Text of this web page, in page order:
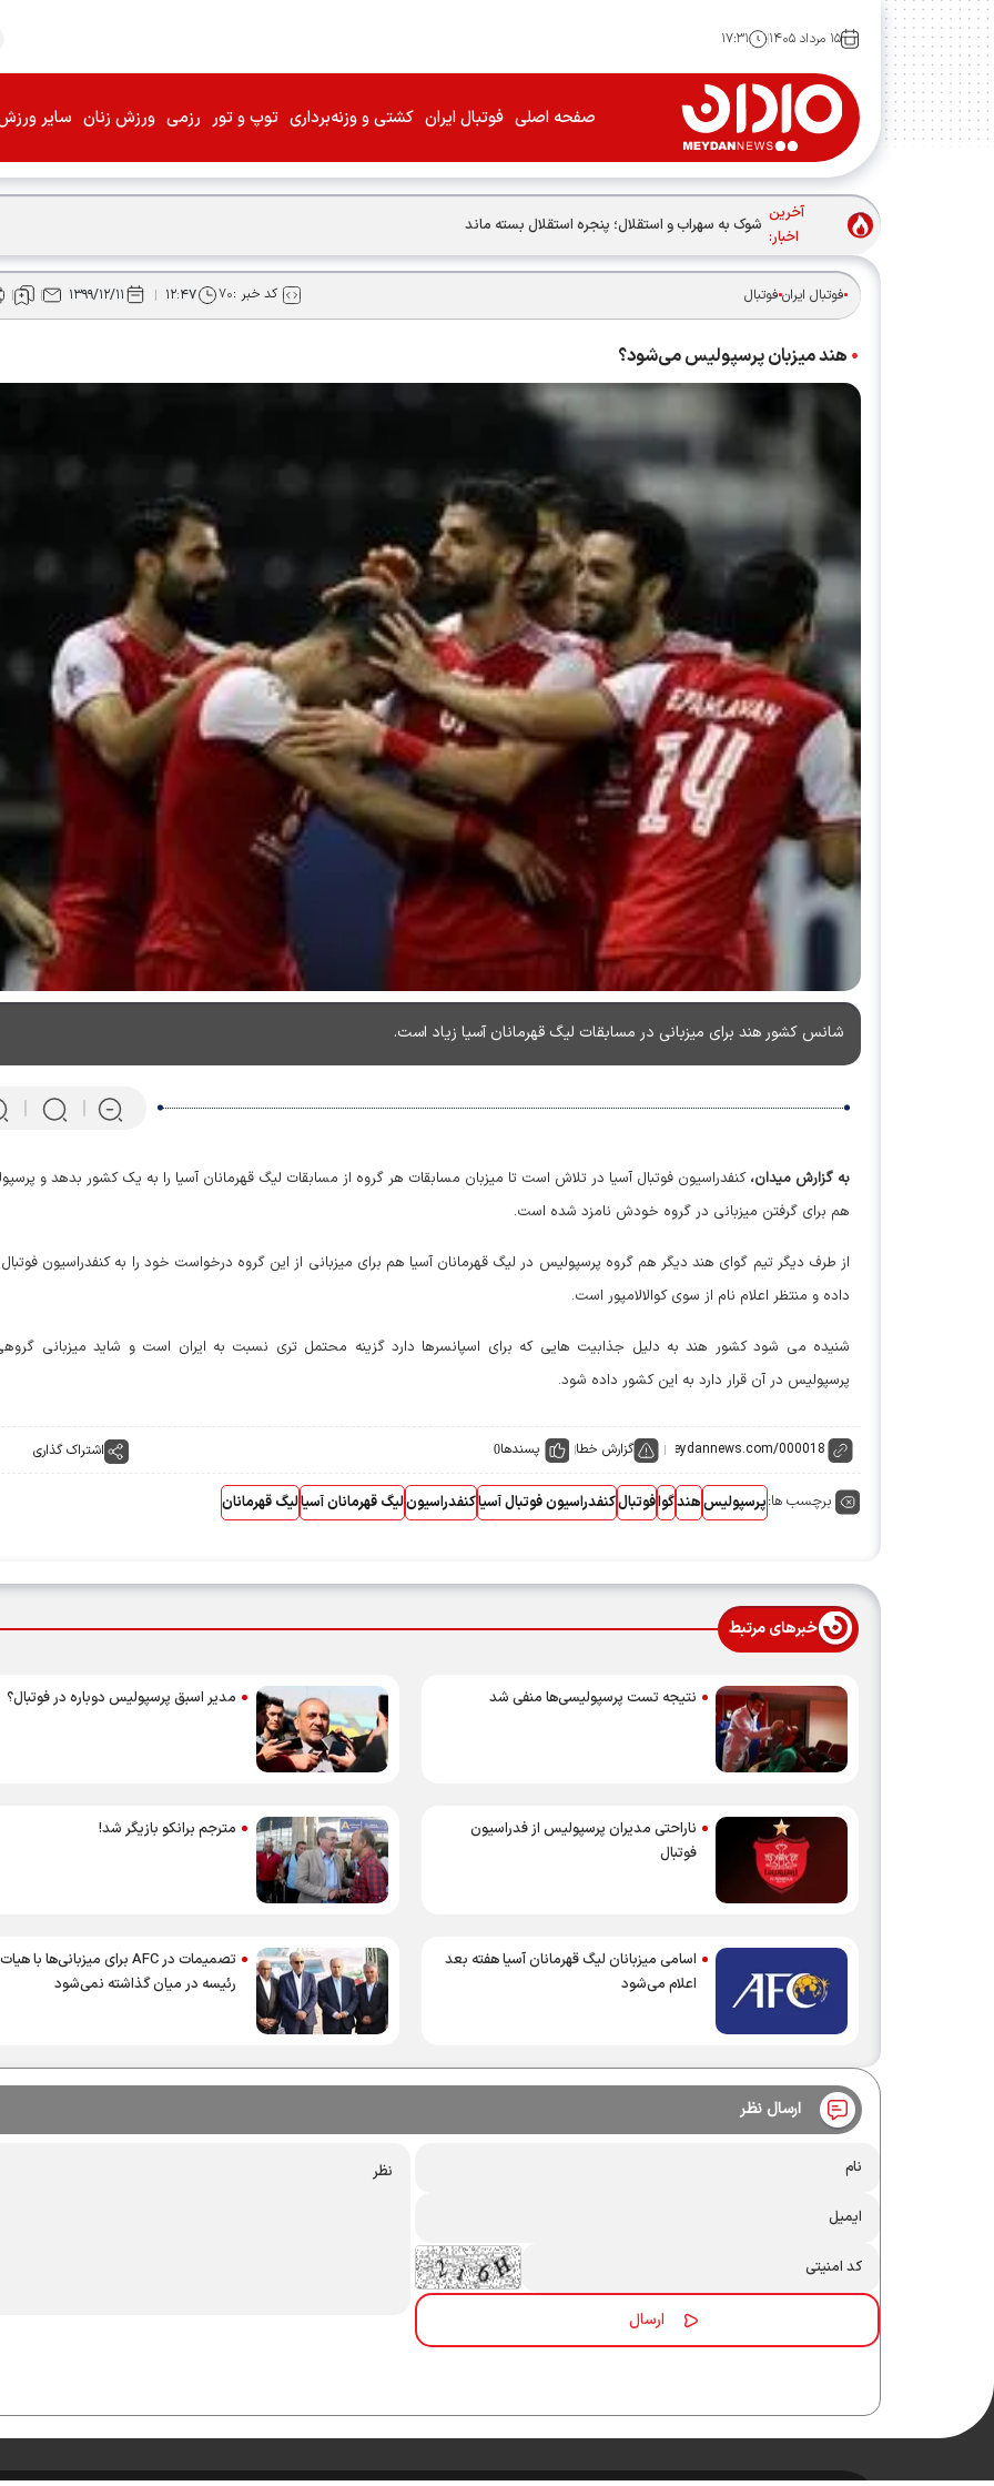
۱۵ مرداد ۱۴۰۵ ۱۷:۳۱
صفحه اصلی فوتبال ایران کشتی و وزنه‌برداری توپ و تور رزمی ورزش زنان سایر
آخرین
اخبار:
شوک به سهراب و استقلال؛ پنجره استقلال بسته ماند
فوتبال ایران فوتبال کد خبر :۷۰ ۱۲:۴۷ ۱۳۹۹/۱۲/۱۱
هند میزبان پرسپولیس می‌شود؟
شانس کشور هند برای میزبانی در مسابقات لیگ قهرمانان آسیا زیاد است.
به گزارش میدان، کنفدراسیون فوتبال آسیا در تلاش است تا میزبان مسابقات هر گروه از مسابقات لیگ قهرمانان آسیا را به یک کشور بدهد و
هم برای گرفتن میزبانی در گروه خودش نامزد شده است.
از طرف دیگر تیم گوای هند دیگر هم گروه پرسپولیس در لیگ قهرمانان آسیا هم برای میزبانی از این گروه درخواست خود را به کنفدراسیون فوتبال
داده و منتظر اعلام نام از سوی کوالالامپور است.
شنیده می شود کشور هند به دلیل جذابیت هایی که برای اسپانسرها دارد گزینه محتمل تری نسبت به ایران است و شاید میزبانی
پرسپولیس در آن قرار دارد به این کشور داده شود.
گزارش خطا پسندها0 اشتراک گذاری
برچسب ها:پرسپولیسهندگوافوتبالکنفدراسیون فوتبال آسیاکنفدراسیونلیگ قهرمانان آسیالیگ قهرمانان
خبرهای مرتبط
نتیجه تست پرسپولیسی‌ها منفی شد مدیر اسبق پرسپولیس دوباره در فوتبال؟
ناراحتی مدیران پرسپولیس از فدراسیون
فوتبال
مترجم برانکو بازیگر شد!
اسامی میزبانان لیگ قهرمانان آسیا هفته بعد
اعلام می‌شود
تصمیمات در AFC برای میزبانی‌ها با هیات
رئیسه در میان گذاشته نمی‌شود
ارسال نظر